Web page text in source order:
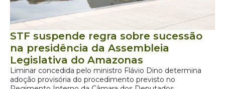
STF suspende regra sobre sucessão
na presidência da Assembleia
Legislativa do Amazonas
Liminar concedida pelo ministro Flávio Dino determina
adoção provisória do procedimento previsto no